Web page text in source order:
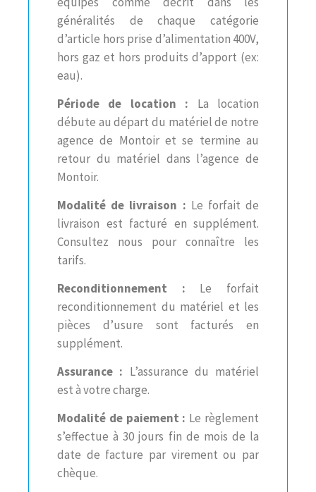
généralités de chaque catégorie
d’article hors prise d’alimentation 400V,
hors gaz et hors produits d’apport (ex:
eau).
Période de location : La location
débute au départ du matériel de notre
agence de Montoir et se termine au
retour du matériel dans l’agence de
Montoir.
Modalité de livraison : Le forfait de
livraison est facturé en supplément.
Consultez nous pour connaître les
tarifs.
Reconditionnement : Le forfait
reconditionnement du matériel et les
pièces d’usure sont facturés en
supplément.
Assurance : L’assurance du matériel
est à votre charge.
Modalité de paiement : Le règlement
s’effectue à 30 jours fin de mois de la
date de facture par virement ou par
chèque.